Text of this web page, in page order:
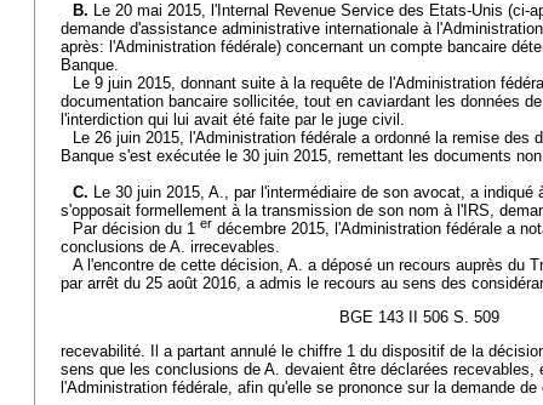
B. Le 20 mai 2015, l'Internal Revenue Service des Etats-Unis (ci-
demande d'assistance administrative internationale à
après: l'Administration fédérale) concernant un compte bancaire
Banque.
Le 9 juin 2015, donnant suite à la requête de l'Administration
documentation bancaire sollicitée, tout en caviardant les données
l'interdiction qui lui avait été faite par le juge civil.
Le 26 juin 2015, l'Administration fédérale a ordonné la remise des
Banque s'est exécutée le 30 juin 2015, remettant les documents
C. Le 30 juin 2015, A., par l'intermédiaire de son avocat, a indiqué
s'opposait formellement à la transmission de son nom à l'IRS,
Par décision du 1 er décembre 2015, l'Administration fédérale a
conclusions de A. irrecevables.
A l'encontre de cette décision, A. a déposé un recours auprès du
par arrêt du 25 août 2016, a admis le recours au sens des
BGE 143 II 506 S. 509
recevabilité. Il a partant annulé le chiffre 1 du dispositif de la
sens que les conclusions de A. devaient être déclarées recevables,
l'Administration fédérale, afin qu'elle se prononce sur la demande de